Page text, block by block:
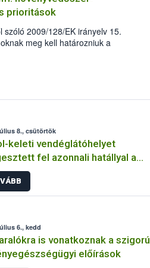
prioritások
2009/128/EK irányelv 15.
meg kell határozniuk a
tendenciákat, valamint a
különös figyelmet igényelnek a
A rendelkezésre álló
prioritásokat.
8., csütörtök
keleti vendéglátóhelyet
fel azonnali hatállyal a
6., kedd
is vonatkoznak a szigorú
előírások